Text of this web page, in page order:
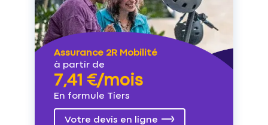
Assurance 2R Mobilité
à partir de
7,41 €/mois
En formule Tiers
Votre devis en ligne